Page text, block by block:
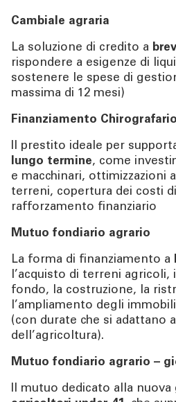
Cambiale agraria
La soluzione di credito a
rispondere a esigenze di
sostenere le spese di
massima di 12 mesi)
Finanziamento
Il prestito ideale per
lungo termine, come
e macchinari, ottimizzazioni
terreni, copertura dei costi
rafforzamento finanziario
Mutuo fondiario agrario
La forma di finanziamento a
l’acquisto di terreni
fondo, la costruzione, la
l’ampliamento degli
(con durate che si adattano
dell’agricoltura).
Mutuo fondiario agrario –
Il mutuo dedicato alla nuova